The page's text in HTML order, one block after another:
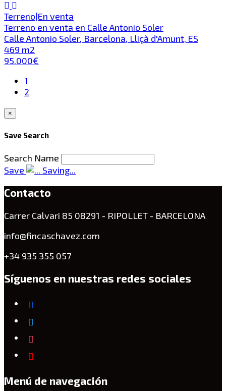
Terreno|En venta
Terreno en venta en Calle Antonio Soler
Calle Antonio Soler, Barcelona, Lliçà d'Amunt, ES
469 m2
95.000€
1
2
×
Save Search
Search Name
Save
Saving...
Contacto
Carrer Calvari 85 08291 - RIPOLLET - BARCELONA
info@fincaschavez.com
+34 935 355 057
Síguenos en nuestras redes sociales
Menú de navegación